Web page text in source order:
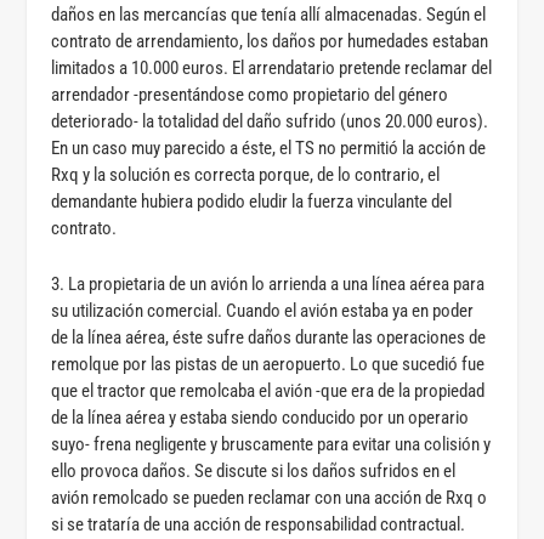
daños en las mercancías que tenía allí almacenadas. Según el
contrato de arrendamiento, los daños por humedades estaban
limitados a 10.000 euros. El arrendatario pretende reclamar del
arrendador -presentándose como propietario del género
deteriorado- la totalidad del daño sufrido (unos 20.000 euros).
En un caso muy parecido a éste, el TS no permitió la acción de
Rxq y la solución es correcta porque, de lo contrario, el
demandante hubiera podido eludir la fuerza vinculante del
contrato.
3. La propietaria de un avión lo arrienda a una línea aérea para
su utilización comercial. Cuando el avión estaba ya en poder
de la línea aérea, éste sufre daños durante las operaciones de
remolque por las pistas de un aeropuerto. Lo que sucedió fue
que el tractor que remolcaba el avión -que era de la propiedad
de la línea aérea y estaba siendo conducido por un operario
suyo- frena negligente y bruscamente para evitar una colisión y
ello provoca daños. Se discute si los daños sufridos en el
avión remolcado se pueden reclamar con una acción de Rxq o
si se trataría de una acción de responsabilidad contractual.